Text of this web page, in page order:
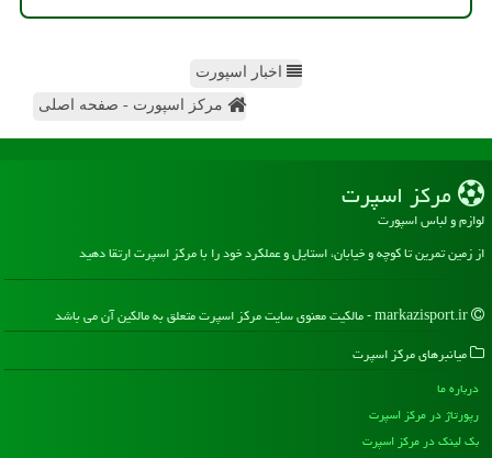
اخبار اسپورت
مرکز اسپورت - صفحه اصلی
مركز اسپرت
لوازم و لباس اسپورت
از زمین تمرین تا کوچه و خیابان، استایل و عملکرد خود را با مرکز اسپرت ارتقا دهید
میانبرهای مركز اسپرت
درباره ما
رپورتاژ در مركز اسپرت
بک لینک در مركز اسپرت